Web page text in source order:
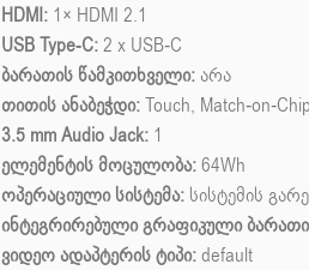
HDMI: 1× HDMI 2.1
USB Type-C:2 x USB-C
ბარათის წამკითხველი:არა
თითის ანაბეჭდი:Touch, Match-on-Chip
3.5 mm Audio Jack: 1
ელემენტის მოცულობა:64Wh
ოპერაციული სისტემა: სისტემის
ინტეგრირებული გრაფიკული
ვიდეო ადაპტერის ტიპი:default